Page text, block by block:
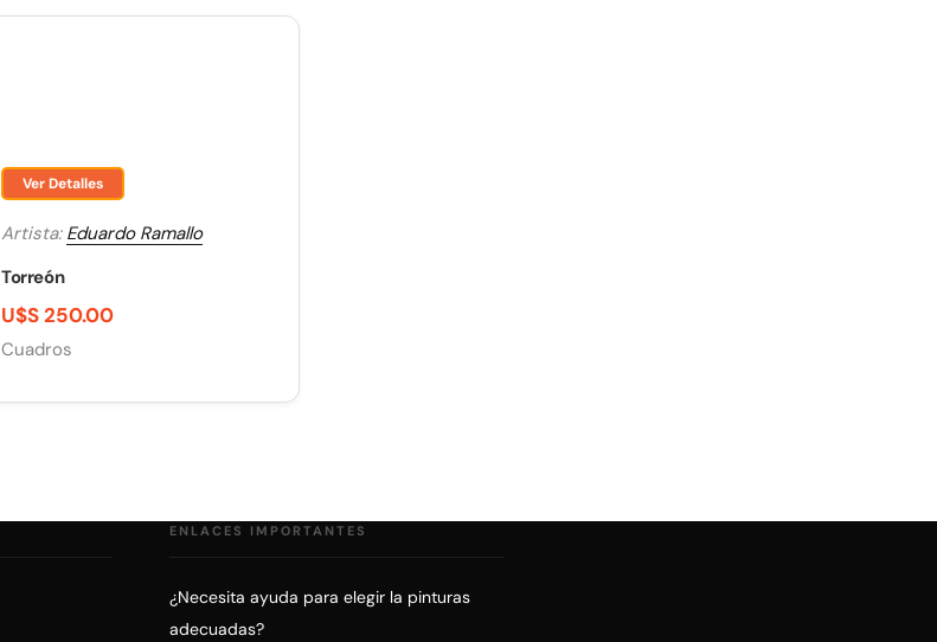
Ver Detalles
Artista: Eduardo Ramallo
Torreón
U$S 250.00
Cuadros
ENLACES IMPORTANTES
¿Necesita ayuda para elegir la pinturas
adecuadas?